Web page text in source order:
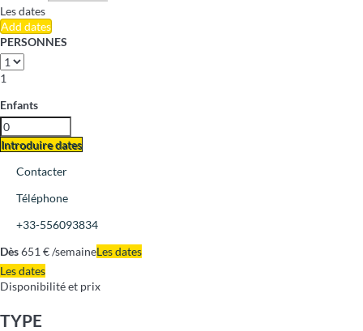
Les dates
Add dates
PERSONNES
1
Enfants
Introduire dates
Contacter
Téléphone
+33-556093834
Dès651€/semaineLes dates
Les dates
Disponibilité et prix
TYPE